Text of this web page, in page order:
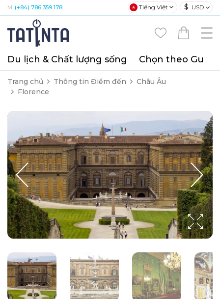
M: (+84) 786 359 178 Tiếng Việt $ USD
Du lịch & Chất lượng sống Chọn theo Gu
Trang chủ Thông tin Điểm đến
Châu Âu
Florence